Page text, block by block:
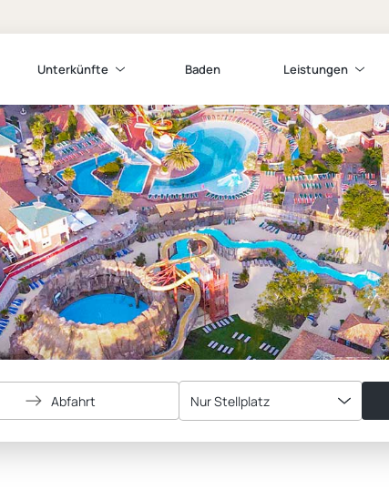
Unterkünfte Baden Leistungen
Abfahrt Nur Stellplatz